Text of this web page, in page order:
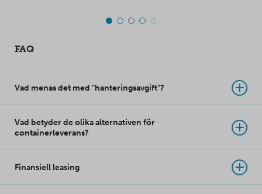
containern är fäst vid
dörrarna kan öppnas
FAQ
Vad menas det med "hanteringsavgift"?
Vad betyder de olika alternativen för
containerleverans?
Finansiell leasing